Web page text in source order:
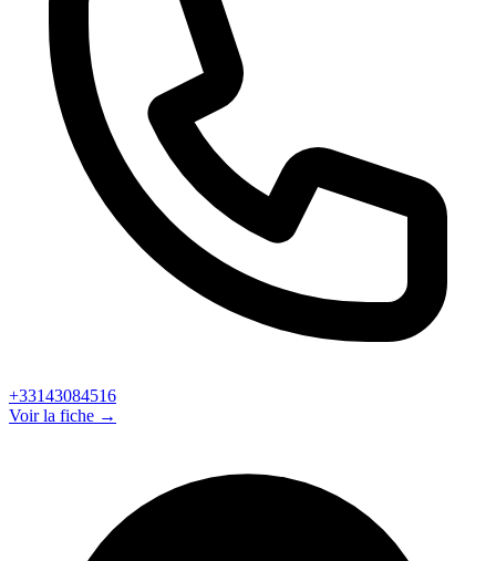
+33143084516
Voir la fiche →